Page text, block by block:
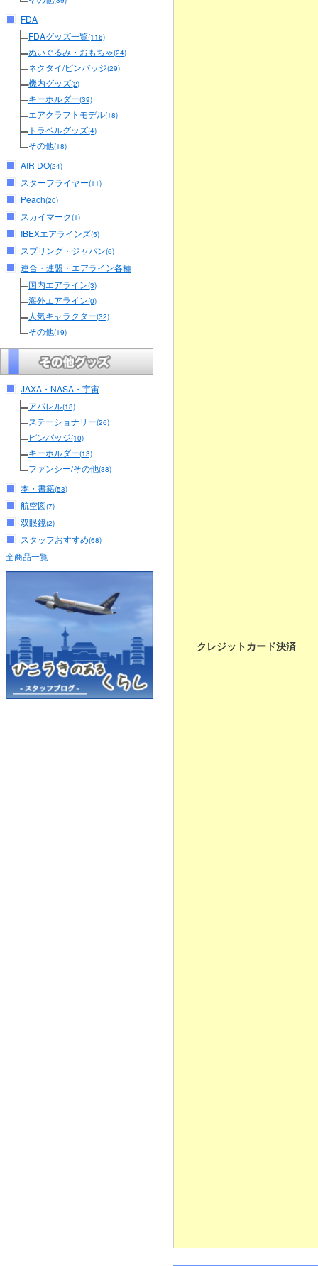
FDA
FDAグッズ一覧(116)
ぬいぐるみ・おもちゃ(24)
ネクタイ/ピンバッジ(29)
機内グッズ(2)
キーホルダー(39)
エアクラフトモデル(18)
トラベルグッズ(4)
その他(18)
AIR DO(24)
スターフライヤー(11)
Peach(20)
スカイマーク(1)
IBEXエアラインズ(5)
スプリング・ジャパン(6)
連合・連盟・エアライン各種
国内エアライン(3)
海外エアライン(0)
人気キャラクター(32)
その他(19)
JAXA・NASA・宇宙
アパレル(18)
ステーショナリー(26)
ピンバッジ(10)
キーホルダー(13)
ファンシー/その他(38)
本・書籍(53)
航空図(7)
双眼鏡(2)
スタッフおすすめ(68)
全商品一覧
クレジットカード決済